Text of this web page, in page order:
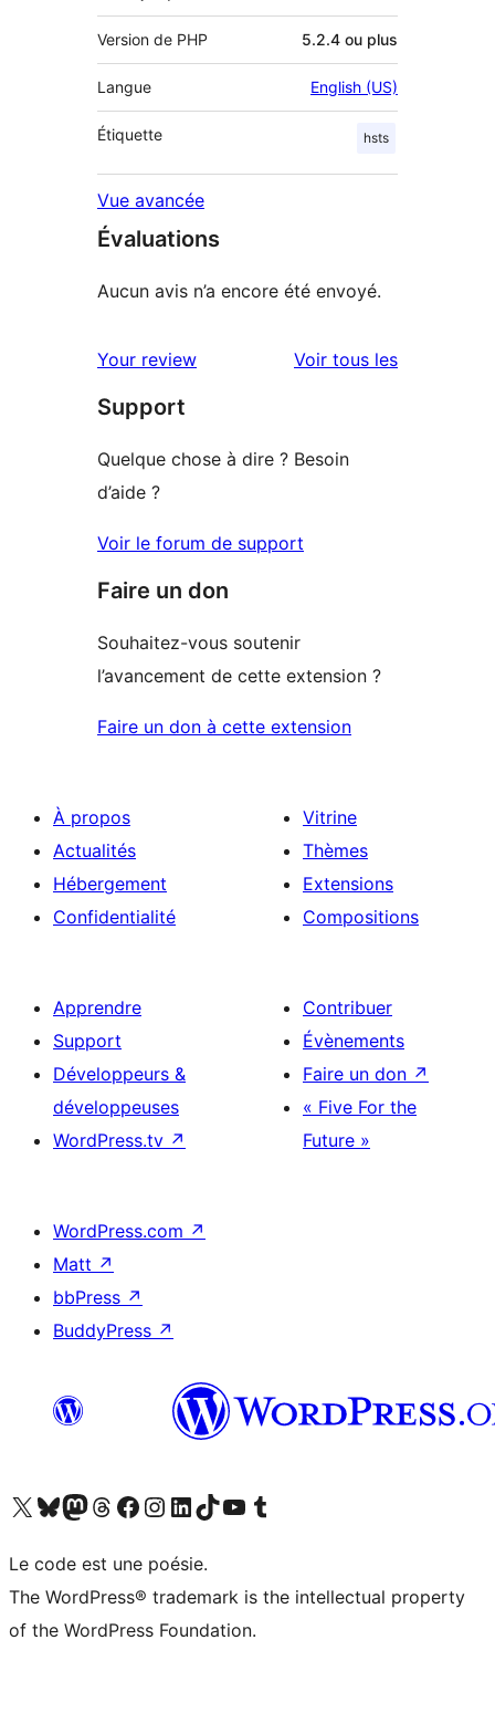
Version de PHP 5.2.4 ou plus
Langue English (US)
Étiquette hsts
Vue avancée
Évaluations
Aucun avis n’a encore été envoyé.
Your review Voir tous lesavis
Support
Quelque chose à dire ? Besoin
d’aide ?
Voir le forum de support
Faire un don
Souhaitez-vous soutenir
l’avancement de cette extension ?
Faire un don à cette extension
À propos
Actualités
Hébergement
Confidentialité
Vitrine
Thèmes
Extensions
Compositions
Apprendre
Support
Développeurs &
développeuses
WordPress.tv ↗
Contribuer
Évènements
Faire un don ↗
« Five For the
Future »
WordPress.com ↗
Matt ↗
bbPress ↗
BuddyPress ↗
Visitez notre compte X (précédemment Twitter)
Visiter notre compte Bluesky
Visiter notre compte Mastodon
Visiter notre compte Threads
Consulter notre compte Facebook
Consulter notre compte Instagram
Consulter notre compte LinkedIn
Visiter notre compte TokTok
Visiter notre chaîne YouTube
Visiter notre compte Tumblr
Le code est une poésie.
The WordPress® trademark is the intellectual property
of the WordPress Foundation.